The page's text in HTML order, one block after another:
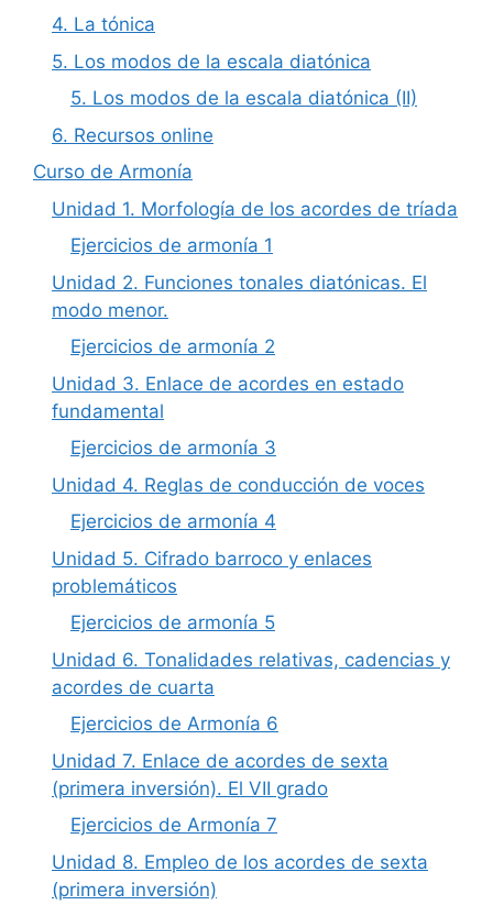
4. La tónica
5. Los modos de la escala diatónica
5. Los modos de la escala diatónica (II)
6. Recursos online
Curso de Armonía
Unidad 1. Morfología de los acordes de tríada
Ejercicios de armonía 1
Unidad 2. Funciones tonales diatónicas. El
modo menor.
Ejercicios de armonía 2
Unidad 3. Enlace de acordes en estado
fundamental
Ejercicios de armonía 3
Unidad 4. Reglas de conducción de voces
Ejercicios de armonía 4
Unidad 5. Cifrado barroco y enlaces
problemáticos
Ejercicios de armonía 5
Unidad 6. Tonalidades relativas, cadencias y
acordes de cuarta
Ejercicios de Armonía 6
Unidad 7. Enlace de acordes de sexta
(primera inversión). El VII grado
Ejercicios de Armonía 7
Unidad 8. Empleo de los acordes de sexta
(primera inversión)